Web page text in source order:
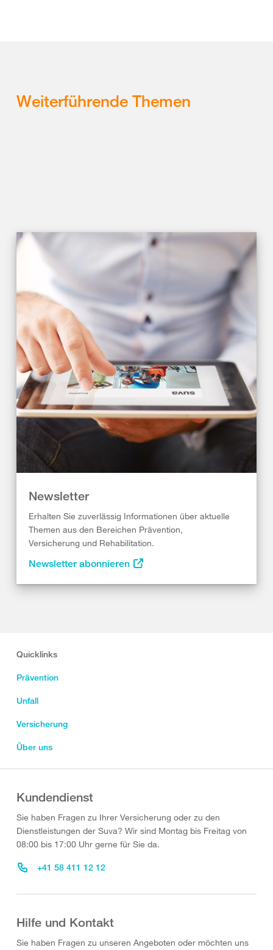
Weiterführende Themen
Newsletter
Erhalten Sie zuverlässig Informationen über aktuelle
Themen aus den Bereichen Prävention,
Versicherung und Rehabilitation.
Newsletter abonnieren
Quicklinks
Prävention
Unfall
Versicherung
Über uns
Kundendienst
Sie haben Fragen zu Ihrer Versicherung oder zu den
Dienstleistungen der Suva? Wir sind Montag bis Freitag von
08:00 bis 17:00 Uhr gerne für Sie da.
+41 58 411 12 12
Hilfe und Kontakt
Sie haben Fragen zu unseren Angeboten oder möchten uns